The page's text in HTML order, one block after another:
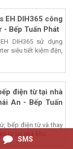
EH DIH365 công
- Bếp Tuấn Phát
DIH365 sử dụng
siêu tiết kiệm đện,
điện từ tại nhà
An - Bếp Tuấn
bếp điện từ và thay
từ tại nhà khu...
SMS